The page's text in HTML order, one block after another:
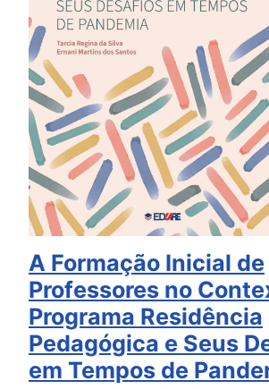
A Formação Inicial de
Professores no
Programa Residência
Pedagógica e Seus
em Tempos de